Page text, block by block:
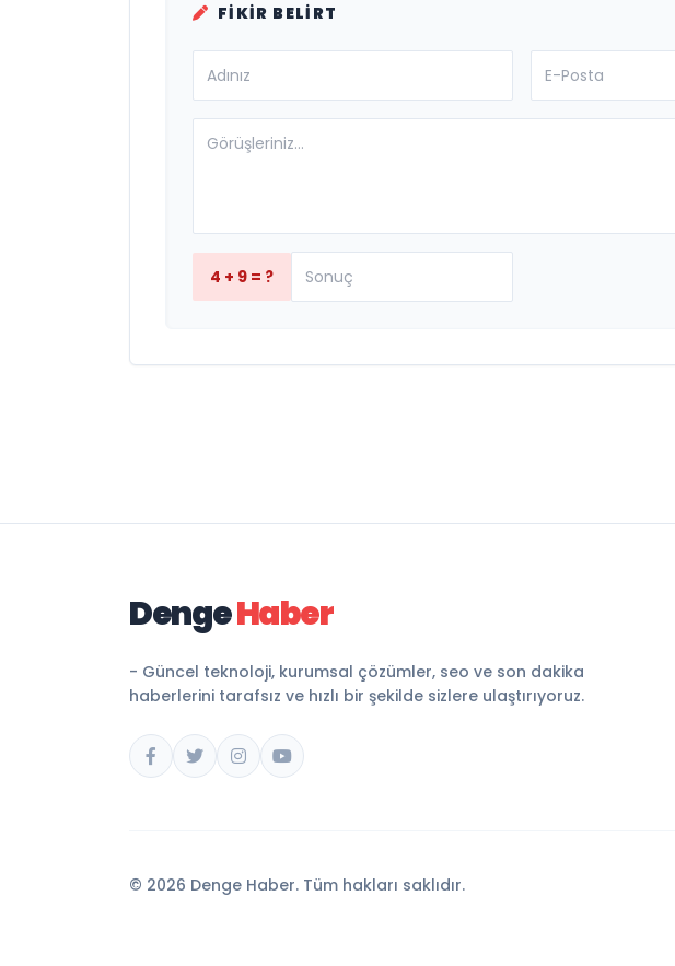
FIKIR BELIRT
4 + 9 = ?
DengeHaber
- Güncel teknoloji, kurumsal çözümler, seo ve son dakika
haberlerini tarafsız ve hızlı bir şekilde sizlere ulaştırıyoruz.
© 2026 Denge Haber. Tüm hakları saklıdır.